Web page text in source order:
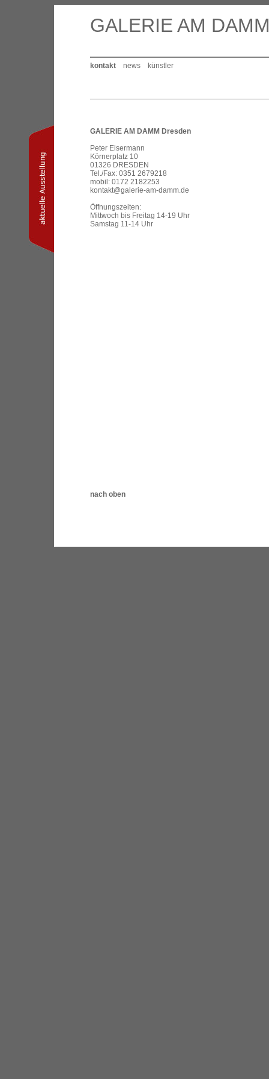
GALERIE AM
kontakt news künstler
GALERIE AM DAMM Dresden
Peter Eisermann
Körnerplatz 10
01326 DRESDEN
Tel./Fax: 0351 2679218
mobil: 0172 2182253
kontakt@galerie-am-damm.de
Öffnungszeiten:
Mittwoch bis Freitag 14-19 Uhr
Samstag 11-14 Uhr
nach oben